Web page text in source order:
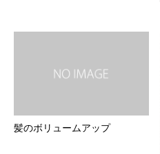
髪のボリュームアップ